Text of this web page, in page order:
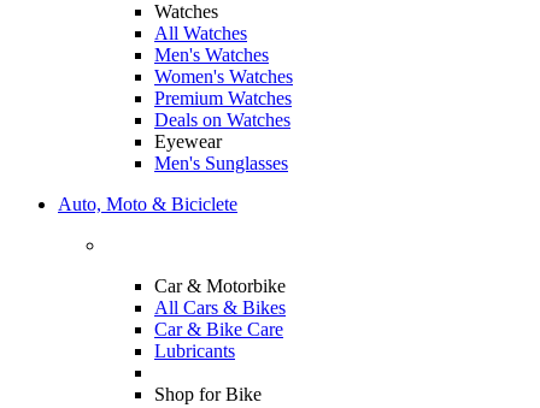
Watches
All Watches
Men's Watches
Women's Watches
Premium Watches
Deals on Watches
Eyewear
Men's Sunglasses
Auto, Moto & Biciclete
Car & Motorbike
All Cars & Bikes
Car & Bike Care
Lubricants
Shop for Bike